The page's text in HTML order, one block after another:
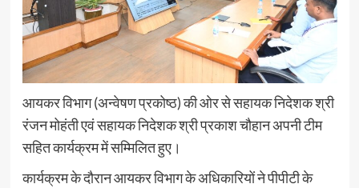
आयकर विभाग (अन्वेषण प्रकोष्ठ) की ओर से सहायक निदेशक श्री
रंजन मोहंती एवं सहायक निदेशक श्री प्रकाश चौहान अपनी टीम
सहित कार्यक्रम में सम्मिलित हुए।
कार्यक्रम के दौरान आयकर विभाग के अधिकारियों ने पीपीटी के